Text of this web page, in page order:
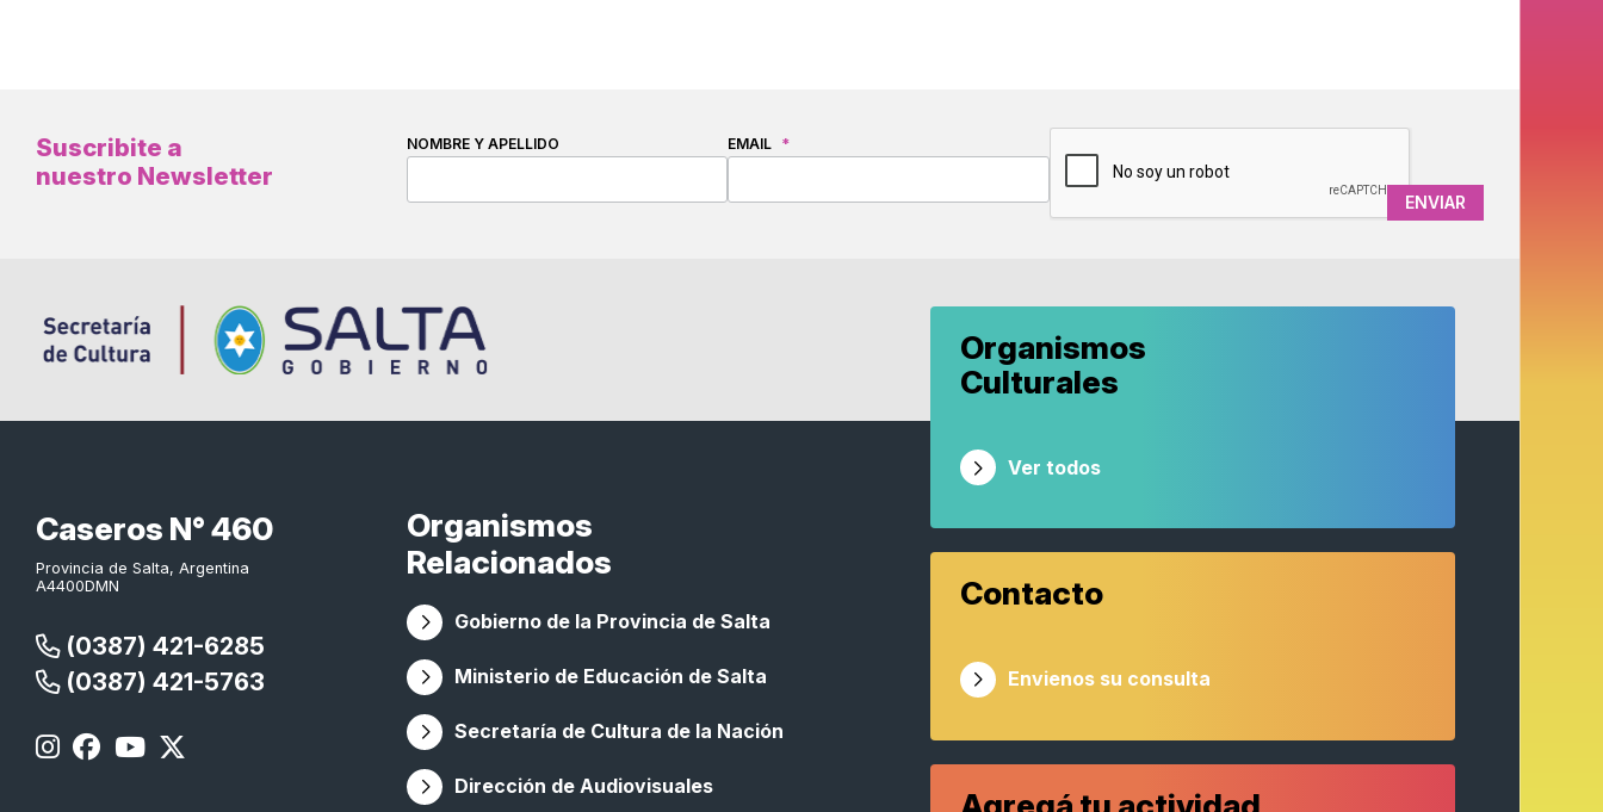
Suscribite a
nuestro Newsletter
NOMBRE Y APELLIDO EMAIL *
Caseros N° 460
Provincia de Salta, Argentina
A4400DMN
(0387) 421-6285
(0387) 421-5763
Organismos
Relacionados
Gobierno de la Provincia de Salta
Ministerio de Educación de Salta
Secretaría de Cultura de la Nación
Dirección de Audiovisuales
Organismos
Culturales
Ver todos
Contacto
Envienos su consulta
Agregá tu actividad